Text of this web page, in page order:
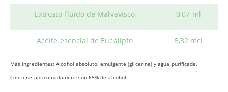
Extrcato fluido de Malvavisco 0,07 ml
Aceite esencial de Eucalipto 5,32 mcl
Más ingredientes: Alcohol absoluto, emulgente (glicerina) y agua purificada.
Contiene aproximadamente un 65% de alcohol.